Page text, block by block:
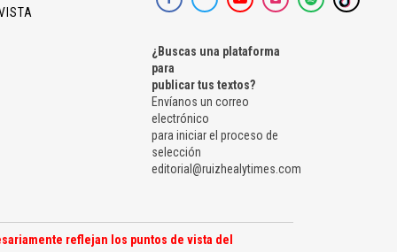
¿Buscas una plataforma
para
publicar tus textos?
Envíanos un correo
electrónico
para iniciar el proceso de
selección
editorial@ruizhealytimes.com
reflejan los puntos de vista del